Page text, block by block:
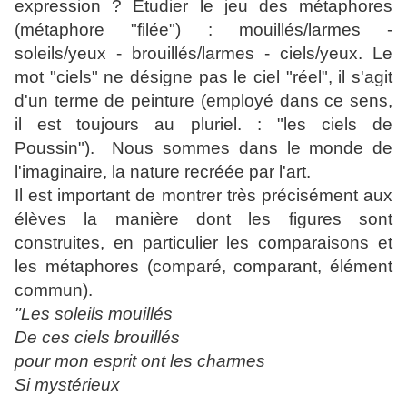
expression ? Etudier le jeu des métaphores
(métaphore "filée") : mouillés/larmes -
soleils/yeux - brouillés/larmes - ciels/yeux. Le
mot "ciels" ne désigne pas le ciel "réel", il s'agit
d'un terme de peinture (employé dans ce sens,
il est toujours au pluriel. : "les ciels de
Poussin"). Nous sommes dans le monde de
l'imaginaire, la nature recréée par l'art.
Il est important de montrer très précisément aux
élèves la manière dont les figures sont
construites, en particulier les comparaisons et
les métaphores (comparé, comparant, élément
commun).
"Les soleils mouillés
De ces ciels brouillés
pour mon esprit ont les charmes
Si mystérieux